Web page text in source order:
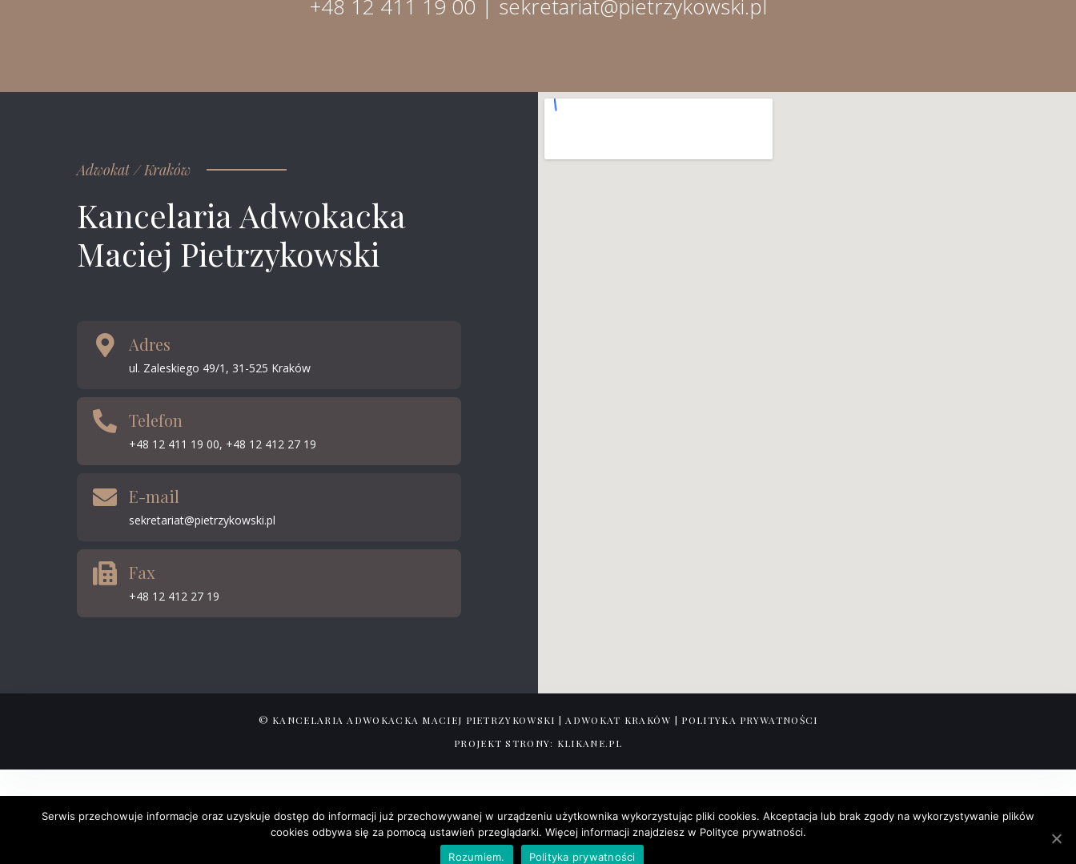
+48 12 411 19 00 | sekretariat@pietrzykowski.pl
Adwokat / Kraków
Kancelaria Adwokacka
Maciej Pietrzykowski
Adres
ul. Zaleskiego 49/1, 31-525 Kraków
Telefon
+48 12 411 19 00, +48 12 412 27 19
E-mail
sekretariat@pietrzykowski.pl
Fax
+48 12 412 27 19
© KANCELARIA ADWOKACKA MACIEJ PIETRZYKOWSKI | ADWOKAT KRAKÓW | POLITYKA PRYWATNOŚCI
PROJEKT STRONY: KLIKANE.PL
Serwis przechowuje informacje oraz uzyskuje dostęp do informacji już przechowywanej w urządzeniu użytkownika wykorzystując pliki cookies. Akceptacja lub brak zgody na wykorzystywanie plików
cookies odbywa się za pomocą ustawień przeglądarki. Więcej informacji znajdziesz w Polityce prywatności.
Rozumiem.
Polityka prywatności